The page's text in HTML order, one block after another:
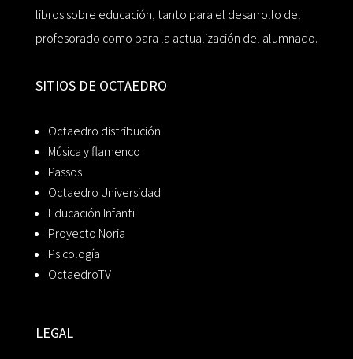
libros sobre educación, tanto para el desarrollo del
profesorado como para la actualización del alumnado.
SITIOS DE OCTAEDRO
Octaedro distribución
Música y flamenco
Passos
Octaedro Universidad
Educación Infantil
Proyecto Noria
Psicología
OctaedroTV
LEGAL